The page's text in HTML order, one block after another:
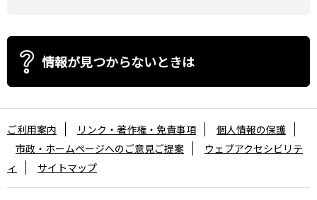
情報が見つからないときは
ご利用案内 リンク・著作権・免責事項
個人情報の保護
市政・ホームページへのご意見ご提案
ウェブアクセシビリテ
ィ
サイトマップ